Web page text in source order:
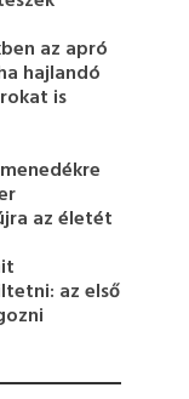
az apró
hajlandó
is
az életét
az első